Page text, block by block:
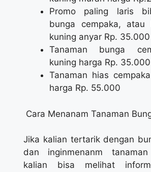
Promo paling laris
bunga cempaka, atau
kuning anyar Rp. 35.000
Tanaman bunga
kuning harga Rp. 35.000
Tanaman hias
harga Rp. 55.000
Cara Menanam Tanaman
Jika kalian tertarik dengan
dan inginmenanm
kalian bisa melihat